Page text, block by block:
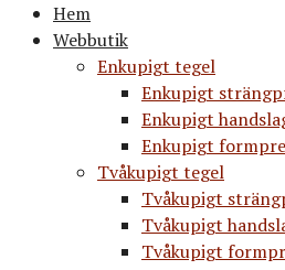
Hem
Webbutik
Enkupigt tegel
Enkupigt
Enkupigt
Enkupigt
Tvåkupigt tegel
Tvåkupigt
Tvåkupigt
Tvåkupigt